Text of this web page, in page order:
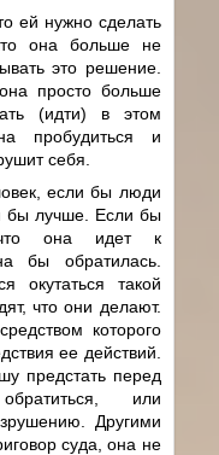
ей нужно сделать
она больше не
это решение.
просто больше
(идти) в этом
пробудиться и
себя.
если бы люди
бы лучше. Если бы
она идет к
бы обратилась.
окутаться такой
что они делают.
которого
ее действий.
предстать перед
или
Другими
суда, она не